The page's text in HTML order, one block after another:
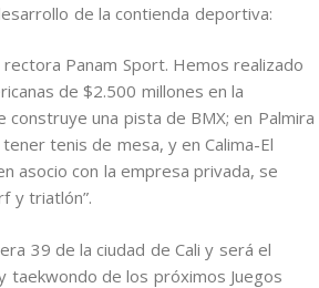
de la contienda deportiva:
Panam Sport. Hemos realizado
de $2.500 millones en la
una pista de BMX; en Palmira
tenis de mesa, y en Calima-El
asocio con la empresa privada, se
y triatlón”.
39 de la ciudad de Cali y será el
taekwondo de los próximos Juegos